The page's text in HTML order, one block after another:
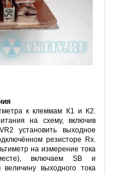
к клеммам К1 и К2.
на схему, включив
установить выходное
резисторе Rx.
на измерение тока
включаем SB и
выходного тока